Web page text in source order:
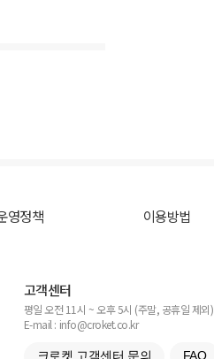
영정책 이용방법
고객센터
평일 오전 11시 ~ 오후 5시 (주말, 공휴일 제외)
E-mail : info@croket.co.kr
크로켓 고객센터 문의 FAQ